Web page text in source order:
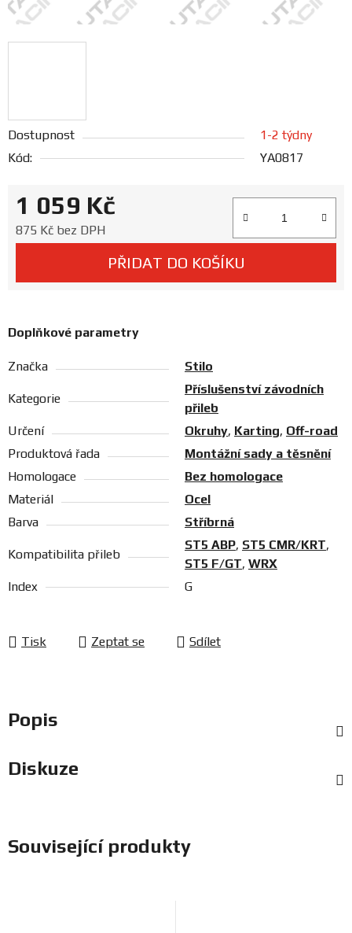
Doprava
a
katalogy
Dostupnost
1-2 týdny
Kód:
YA0817
1 059 Kč
875 Kč bez DPH
PŘIDAT DO KOŠÍKU
Doplňkové parametry
Značka Stilo
Kategorie
Příslušenství závodních
přileb
Určení
Okruhy, Karting, Off-road
Produktová řada
Montážní sady a těsnění
Homologace
Bez homologace
Materiál
Ocel
Barva
Stříbrná
Kompatibilita přileb
ST5 ABP, ST5 CMR/KRT,
ST5 F/GT, WRX
Index
G
Tisk Zeptat se Sdílet
Popis
Diskuze
Související produkty